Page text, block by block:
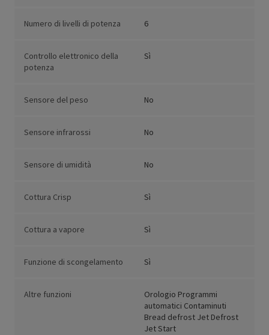
Numero di livelli di potenza 6
Controllo elettronico della
potenza
Sì
Sensore del peso No
Sensore infrarossi No
Sensore di umidità No
Cottura Crisp Sì
Cottura a vapore Sì
Funzione di scongelamento Sì
Altre funzioni
Orologio Programmi
automatici Contaminuti
Bread defrost Jet Defrost
Jet Start